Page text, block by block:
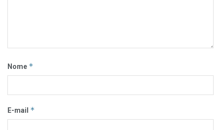
Nome *
E-mail *